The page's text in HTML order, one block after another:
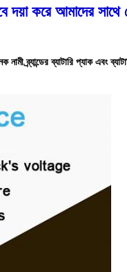
দয়া করে আমাদের
ব্র্যান্ডের ব্যাটারি প্যাক এবং